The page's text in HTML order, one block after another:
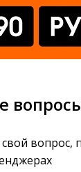
вопрос,